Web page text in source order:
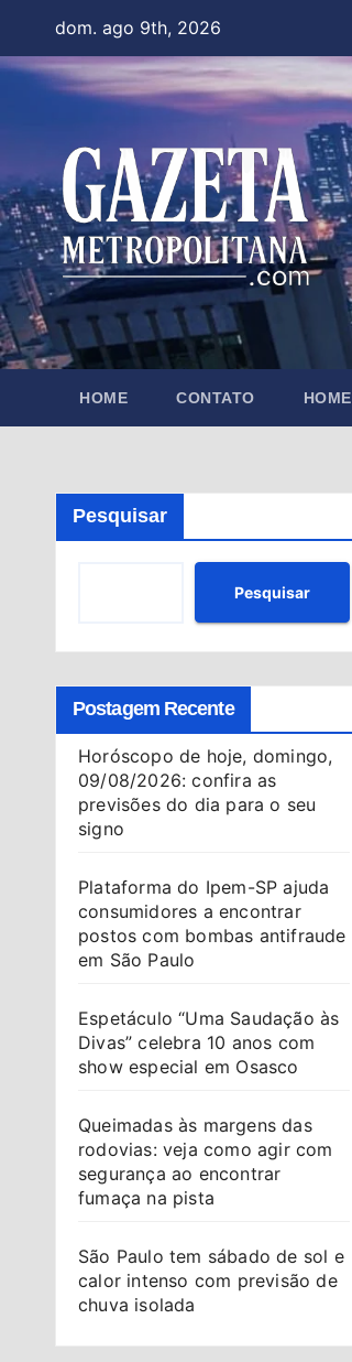
content
dom. ago 9th, 2026
HOME CONTATO HOME
Pesquisar
Pesquisar
Postagem Recente
Horóscopo de hoje, domingo,
09/08/2026: confira as
previsões do dia para o seu
signo
Plataforma do Ipem-SP ajuda
consumidores a encontrar
postos com bombas antifraude
em São Paulo
Espetáculo “Uma Saudação às
Divas” celebra 10 anos com
show especial em Osasco
Queimadas às margens das
rodovias: veja como agir com
segurança ao encontrar
fumaça na pista
São Paulo tem sábado de sol e
calor intenso com previsão de
chuva isolada